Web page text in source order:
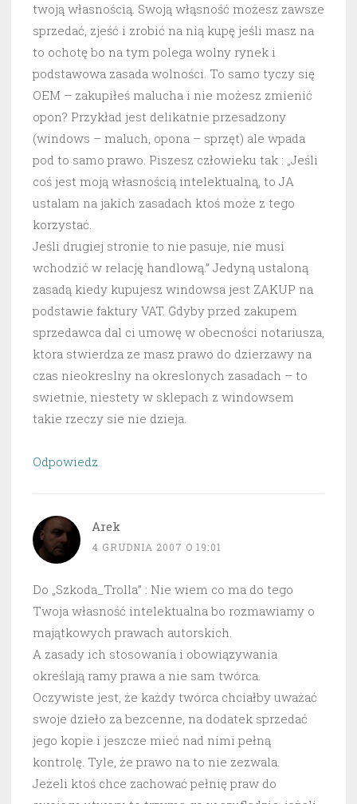
twoją własnością. Swoją włąsność możesz zawsze
sprzedać, zjeść i zrobić na nią kupę jeśli masz na
to ochotę bo na tym polega wolny rynek i
podstawowa zasada wolności. To samo tyczy się
OEM – zakupiłeś malucha i nie możesz zmienić
opon? Przykład jest delikatnie przesadzony
(windows – maluch, opona – sprzęt) ale wpada
pod to samo prawo. Piszesz człowieku tak : „Jeśli
coś jest moją własnością intelektualną, to JA
ustalam na jakich zasadach ktoś może z tego
korzystać.
Jeśli drugiej stronie to nie pasuje, nie musi
wchodzić w relację handlową.” Jedyną ustaloną
zasadą kiedy kupujesz windowsa jest ZAKUP na
podstawie faktury VAT. Gdyby przed zakupem
sprzedawca dal ci umowę w obecności notariusza,
ktora stwierdza ze masz prawo do dzierzawy na
czas nieokreslny na okreslonych zasadach – to
swietnie, niestety w sklepach z windowsem
takie rzeczy sie nie dzieja.
Odpowiedz
Arek
4 GRUDNIA 2007 O 19:01
Do „Szkoda_Trolla” : Nie wiem co ma do tego
Twoja własność intelektualna bo rozmawiamy o
majątkowych prawach autorskich.
A zasady ich stosowania i obowiązywania
określają ramy prawa a nie sam twórca.
Oczywiste jest, że każdy twórca chciałby uważać
swoje dzieło za bezcenne, na dodatek sprzedać
jego kopie i jeszcze mieć nad nimi pełną
kontrolę. Tyle, że prawo na to nie zezwala.
Jeżeli ktoś chce zachować pełnię praw do